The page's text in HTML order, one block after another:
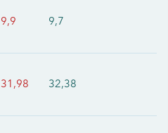
9,9 9,7
31,98 32,38